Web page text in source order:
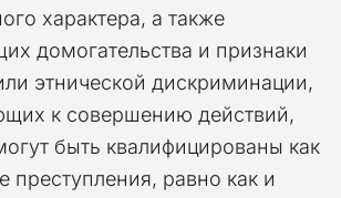
характера, а также
домогательства и признаки
этнической дискриминации,
к совершению действий,
быть квалифицированы как
преступления, равно как и